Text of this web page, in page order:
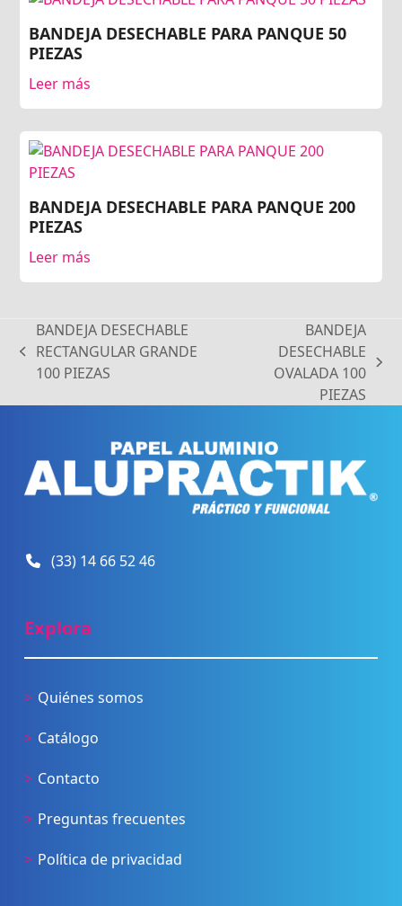
BANDEJA DESECHABLE PARA PANQUE 50
PIEZAS
Leer más
BANDEJA DESECHABLE PARA PANQUE 200
PIEZAS
Leer más
previous
post:
BANDEJA DESECHABLE
RECTANGULAR GRANDE
100 PIEZAS
BANDEJA
DESECHABLE
OVALADA 100
PIEZAS
(33) 14 66 52 46
Explora
Quiénes somos
Catálogo
Contacto
Preguntas frecuentes
Política de privacidad